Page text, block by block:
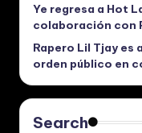
Ye regresa a Hot
colaboración con
Rapero Lil Tjay
orden público en
Search